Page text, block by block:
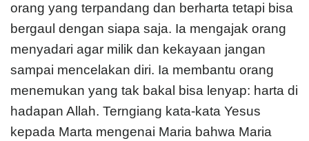
orang yang terpandang dan berharta tetapi bisa
bergaul dengan siapa saja. Ia mengajak orang
menyadari agar milik dan kekayaan jangan
sampai mencelakan diri. Ia membantu orang
menemukan yang tak bakal bisa lenyap: harta di
hadapan Allah. Terngiang kata-kata Yesus
kepada Marta mengenai Maria bahwa Maria